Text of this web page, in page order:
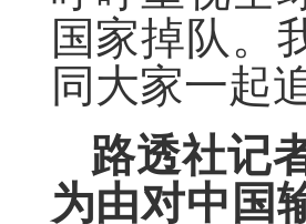
国家掉队。
同大家一起
路透社记
为由对中国